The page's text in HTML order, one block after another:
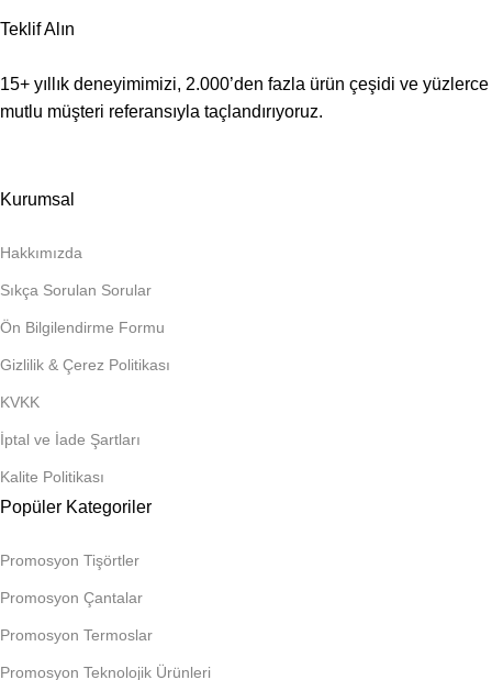
Teklif Alın
15+ yıllık deneyimimizi, 2.000’den fazla ürün çeşidi ve yüzlerce
mutlu müşteri referansıyla taçlandırıyoruz.
Kurumsal
Hakkımızda
Sıkça Sorulan Sorular
Ön Bilgilendirme Formu
Gizlilik & Çerez Politikası
KVKK
İptal ve İade Şartları
Kalite Politikası
Popüler Kategoriler
Promosyon Tişörtler
Promosyon Çantalar
Promosyon Termoslar
Promosyon Teknolojik Ürünleri